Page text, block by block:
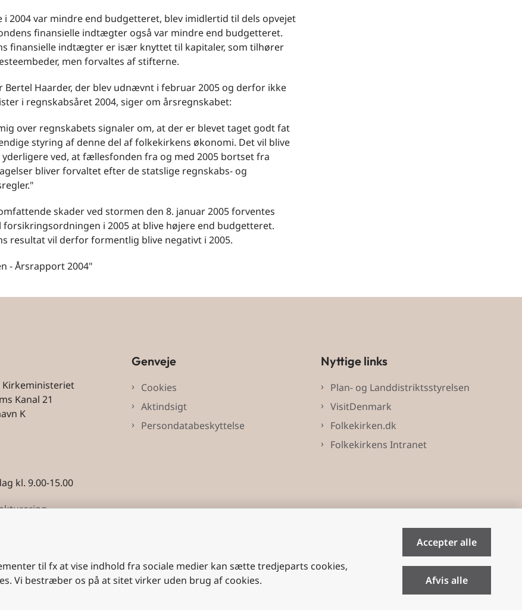
i 2004 var mindre end budgetteret, blev imidlertid til dels opvejet
finansielle indtægter også var mindre end budgetteret.
finansielle indtægter er især knyttet til kapitaler, som tilhører
men forvaltes af stifterne.
Bertel Haarder, der blev udnævnt i februar 2005 og derfor ikke
i regnskabsåret 2004, siger om årsregnskabet:
over regnskabets signaler om, at der er blevet taget godt fat
styring af denne del af folkekirkens økonomi. Det vil blive
ved, at fællesfonden fra og med 2005 bortset fra
bliver forvaltet efter de statslige regnskabs- og
skader ved stormen den 8. januar 2005 forventes
i 2005 at blive højere end budgetteret.
resultat vil derfor formentlig blive negativt i 2005.
- Årsrapport 2004"
Kirkeministeriet
Kanal 21
K
kl. 9.00-15.00
Genveje
Cookies
Aktindsigt
Persondatabeskyttelse
Nyttige links
Plan- og Landdistriktsstyrelsen
VisitDenmark
Folkekirken.dk
Folkekirkens Intranet
til fx at vise indhold fra sociale medier kan sætte tredjeparts cookies,
Vi bestræber os på at sitet virker uden brug af cookies.
Accepter alle
Afvis alle